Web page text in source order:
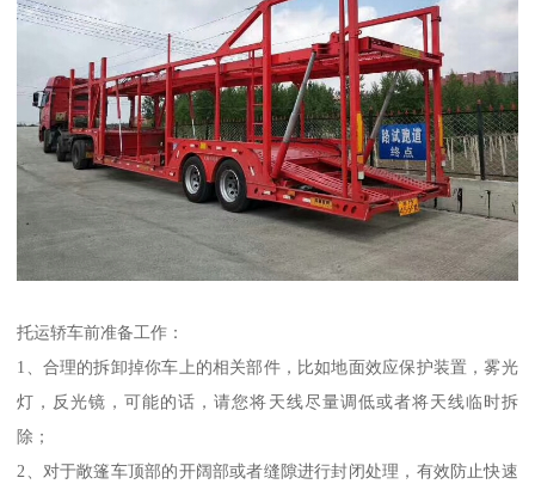
托运轿车前准备工作：
1、合理的拆卸掉你车上的相关部件，比如地面效应保护装置，雾光
灯，反光镜，可能的话，请您将天线尽量调低或者将天线临时拆
除；
2、对于敞篷车顶部的开阔部或者缝隙进行封闭处理，有效防止快速